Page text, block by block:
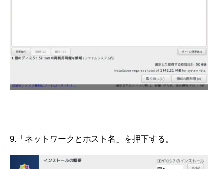
9.「ネットワークとホスト名」を押下する。